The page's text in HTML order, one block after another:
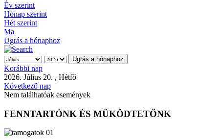
Év szerint
Hónap szerint
Hét szerint
Ma
Ugrás a hónaphoz
Ugrás a hónaphoz
Korábbi nap
2026. Július 20. , Hétfő
Következő nap
Nem találhatóak események
FENNTARTÓNK ÉS MŰKÖDTETŐNK